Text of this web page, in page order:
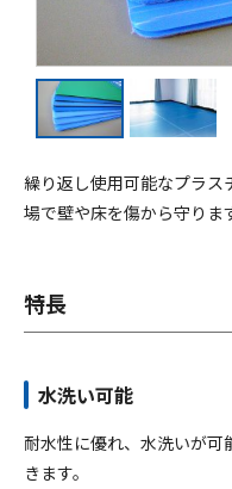
川上産業について
採用情報
繰り返し使用可能なプラス
場で壁や床を傷から守りま
特長
水洗い可能
耐水性に優れ、水洗いが可
きます。